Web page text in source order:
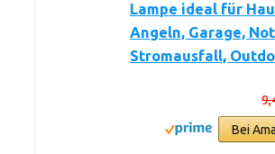
Lampe ideal für
Angeln, Garage,
Stromausfall,
Bei